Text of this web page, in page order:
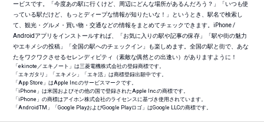
ービスです。「今度あの駅に行くけど、周辺にどんな場所があるんだろう？」「いつも使
っている駅だけど、もっとディープな情報が知りたいな！」というとき、駅名で検索し
て、観光・グルメ・買い物・交通などの情報をまとめてチェックできます。iPhone /
Androidアプリをインストールすれば、「お気に入りの駅や記事の保存」「駅や街の魅力
やエキメシの投稿」「全国の駅へのチェックイン」も楽しめます。全国の駅と街で、あな
たをワクワクさせるセレンディピティ（素敵な偶然との出逢い）がありますように！
「ekinote／エキノート」は三菱電機株式会社の登録商標です。
「エキガタリ」「エキメシ」「エキ活」は商標登録出願中です。
「App Store」はApple Inc.のサービスマークです。
「iPhone」は米国およびその他の国で登録されたApple Inc.の商標です。
「iPhone」の商標はアイホン株式会社のライセンスに基づき使用されています。
「AndroidTM 」「Google PlayおよびGoogle Playロゴ」はGoogle LLCの商標です。